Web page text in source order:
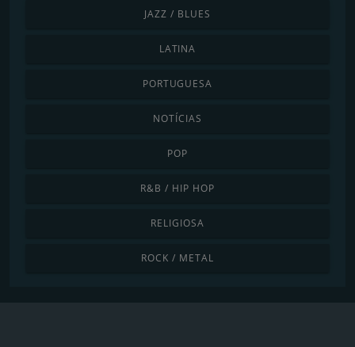
JAZZ / BLUES
LATINA
PORTUGUESA
NOTÍCIAS
POP
R&B / HIP HOP
RELIGIOSA
ROCK / METAL